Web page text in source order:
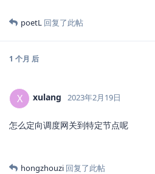
poetL 回复了此帖
1 个月 后
X xulang 2023年2月19日
怎么定向调度网关到特定节点呢
hongzhouzi 回复了此帖